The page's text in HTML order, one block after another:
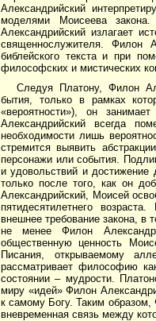
Александрийский
моделями Моисеева
Александрийский излагает
священнослужителя. Филон
библейского текста и при
философских и мистических
Следуя Платону, Филон
бытия, только в рамках
«вероятности»), он
Александрийский всегда
необходимости лишь
стремится выявить
персонажи или события.
и удовольствий и достижение
только после того, как он
Александрийский, Моисей
пятидесятилетнего
внешнее требование закона, в
не менее Филон
общественную ценность
Писания, открываемому
рассматривает философию
состоянии – мудрости.
миру «идей» Филон
к самому Богу. Таким
вневременная связь между